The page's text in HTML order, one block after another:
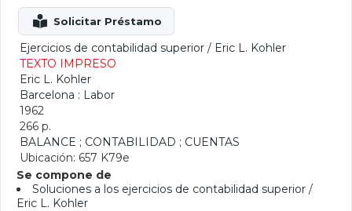
Ejercicios de contabilidad superior / Eric L. Kohler
TEXTO IMPRESO
Eric L. Kohler
Barcelona : Labor
1962
266 p.
BALANCE ; CONTABILIDAD ; CUENTAS
Ubicación: 657 K79e
Se compone de
Soluciones a los ejercicios de contabilidad superior /
Eric L. Kohler